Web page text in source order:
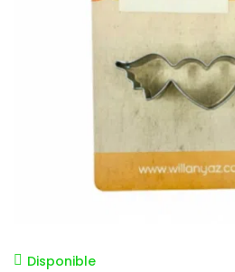
Disponible